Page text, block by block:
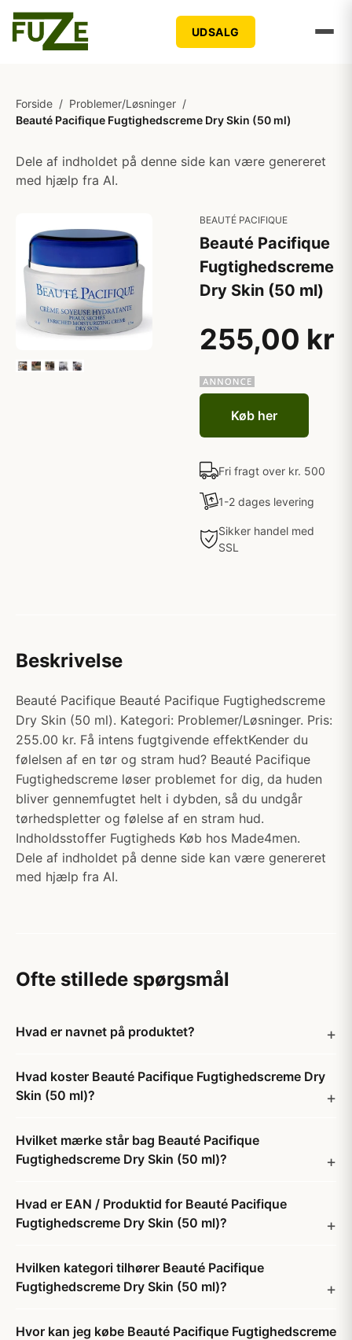
UDSALG
Forside / Problemer/Løsninger /
Beauté Pacifique Fugtighedscreme Dry Skin (50 ml)
Dele af indholdet på denne side kan være genereret
med hjælp fra AI.
BEAUTÉ PACIFIQUE
Beauté Pacifique
Fugtighedscreme
Dry Skin (50 ml)
255,00 kr
Køb her
Fri fragt over kr. 500
1-2 dages levering
Sikker handel med
SSL
Beskrivelse
Beauté Pacifique Beauté Pacifique Fugtighedscreme
Dry Skin (50 ml). Kategori: Problemer/Løsninger. Pris:
255.00 kr. Få intens fugtgivende effektKender du
følelsen af en tør og stram hud? Beauté Pacifique
Fugtighedscreme løser problemet for dig, da huden
bliver gennemfugtet helt i dybden, så du undgår
tørhedspletter og følelse af en stram hud.
Indholdsstoffer Fugtigheds Køb hos Made4men.
Dele af indholdet på denne side kan være genereret
med hjælp fra AI.
Ofte stillede spørgsmål
Hvad er navnet på produktet?
Hvad koster Beauté Pacifique Fugtighedscreme Dry
Skin (50 ml)?
Hvilket mærke står bag Beauté Pacifique
Fugtighedscreme Dry Skin (50 ml)?
Hvad er EAN / Produktid for Beauté Pacifique
Fugtighedscreme Dry Skin (50 ml)?
Hvilken kategori tilhører Beauté Pacifique
Fugtighedscreme Dry Skin (50 ml)?
Hvor kan jeg købe Beauté Pacifique Fugtighedscreme